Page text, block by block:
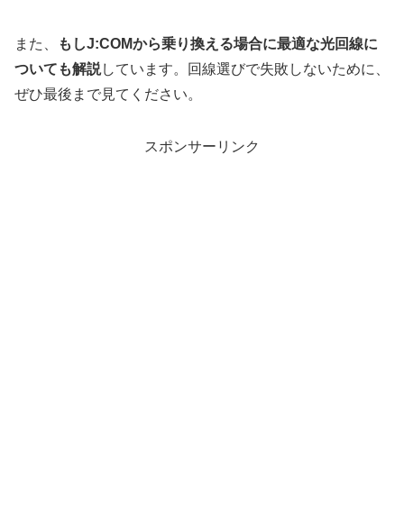
また、
もしJ:COMから乗り換える場合に最適な光回線に
ついても解説しています。回線選びで失敗しないために、
ぜひ最後まで見てください。
スポンサーリンク